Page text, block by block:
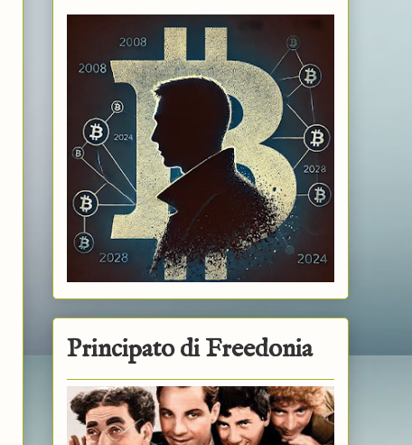
Principato di Freedonia